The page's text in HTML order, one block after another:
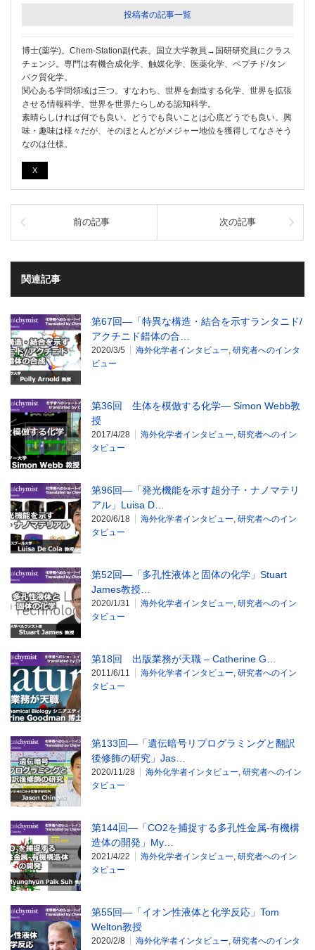
投稿者の記事一覧
博士(薬学)。Chem-Station副代表。国立大学教員→国研研究員にクラス
チェンジ。専門は有機合成化学、触媒化学、医薬化学、ペプチド/タン
パク質化学。
関心ある学問領域は三つ。すなわち、世界を創造する化学、世界を拡張
させる情報科学、世界を世界たらしめる認知科学。
素晴らしければ何でも良い。どうでも良いことは心底どうでも良い。興
味・趣味は様々だが、そのほとんどがメジャー地位を獲得してなさそう
なのは仕様。
X
前の記事 次の記事
関連記事
第67回―「特異な構造・結合を示すランタニド/
アクチニド錯体の合…
2020/3/5 海外化学者インタビュー, 研究者へのインタ
ビュー
第36回 生体を模倣する化学― Simon Webb教
授
2017/4/28 海外化学者インタビュー, 研究者へのイン
タビュー
第96回―「発光機能を示す超分子・ナノマテリ
アル」Luisa D…
2020/6/18 海外化学者インタビュー, 研究者へのイン
タビュー
第52回―「多孔性液体と固体の化学」Stuart
James教授…
2020/1/31 海外化学者インタビュー, 研究者へのイン
タビュー
第18回 出版業務が天職 – Catherine G…
2011/6/11 海外化学者インタビュー, 研究者へのイン
タビュー
第133回―「遺伝暗号リプログラミングと翻訳
後修飾の研究」Jas…
2020/11/28 海外化学者インタビュー, 研究者へのイン
タビュー
第144回―「CO2を捕捉する多孔性金属-有機構
造体の開発」My…
2021/4/22 海外化学者インタビュー, 研究者へのイン
タビュー
第55回―「イオン性液体と化学反応」Tom
Welton教授
2020/2/8 海外化学者インタビュー, 研究者へのインタ